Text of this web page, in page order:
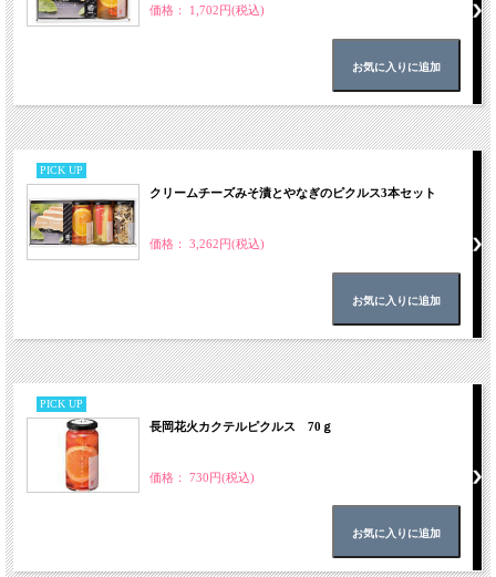
価格： 1,702円(税込)
PICK UP
クリームチーズみそ漬とやなぎのピクルス3本セット
価格： 3,262円(税込)
PICK UP
長岡花火カクテルピクルス 70ｇ
価格： 730円(税込)